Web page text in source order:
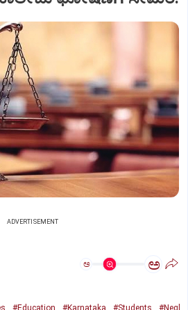
ADVERTISEMENT
ಅ ಅ